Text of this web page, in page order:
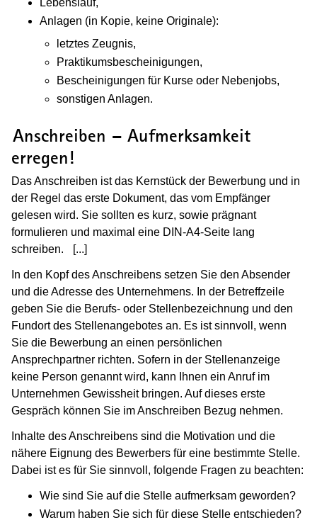
Lebenslauf,
Anlagen (in Kopie, keine Originale):
letztes Zeugnis,
Praktikumsbescheinigungen,
Bescheinigungen für Kurse oder Nebenjobs,
sonstigen Anlagen.
(Wird in einem neuen Fenster
Anschreiben – Aufmerksamkeit
erregen!
Das Anschreiben ist das Kernstück der Bewerbung und in
der Regel das erste Dokument, das vom Empfänger
gelesen wird. Sie sollten es kurz, sowie prägnant
formulieren und maximal eine DIN-A4-Seite lang
schreiben.
[...]
In den Kopf des Anschreibens setzen Sie den Absender
und die Adresse des Unternehmens. In der Betreffzeile
geben Sie die Berufs- oder Stellenbezeichnung und den
Fundort des Stellenangebotes an. Es ist sinnvoll, wenn
Sie die Bewerbung an einen persönlichen
Ansprechpartner richten. Sofern in der Stellenanzeige
keine Person genannt wird, kann Ihnen ein Anruf im
Unternehmen Gewissheit bringen. Auf dieses erste
Gespräch können Sie im Anschreiben Bezug nehmen.
Inhalte des Anschreibens sind die Motivation und die
nähere Eignung des Bewerbers für eine bestimmte Stelle.
Dabei ist es für Sie sinnvoll, folgende Fragen zu beachten:
Wie sind Sie auf die Stelle aufmerksam geworden?
Warum haben Sie sich für diese Stelle entschieden?